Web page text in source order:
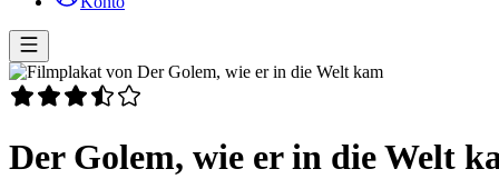
Der Golem, wie er in die Welt